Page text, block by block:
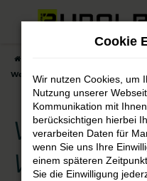
Zum
Weißenfels
VW
Wahl für
Cookie
Wir nutzen Cookies, um
Nutzung unserer
Kommunikation mit
berücksichtigen hierbei
verarbeiten Daten für
wenn Sie uns Ihre
einem späteren
Sie die Einwilligung